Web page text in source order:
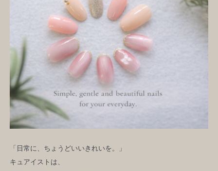
「日常に、ちょうどいいきれいを。」
キュアイストは、